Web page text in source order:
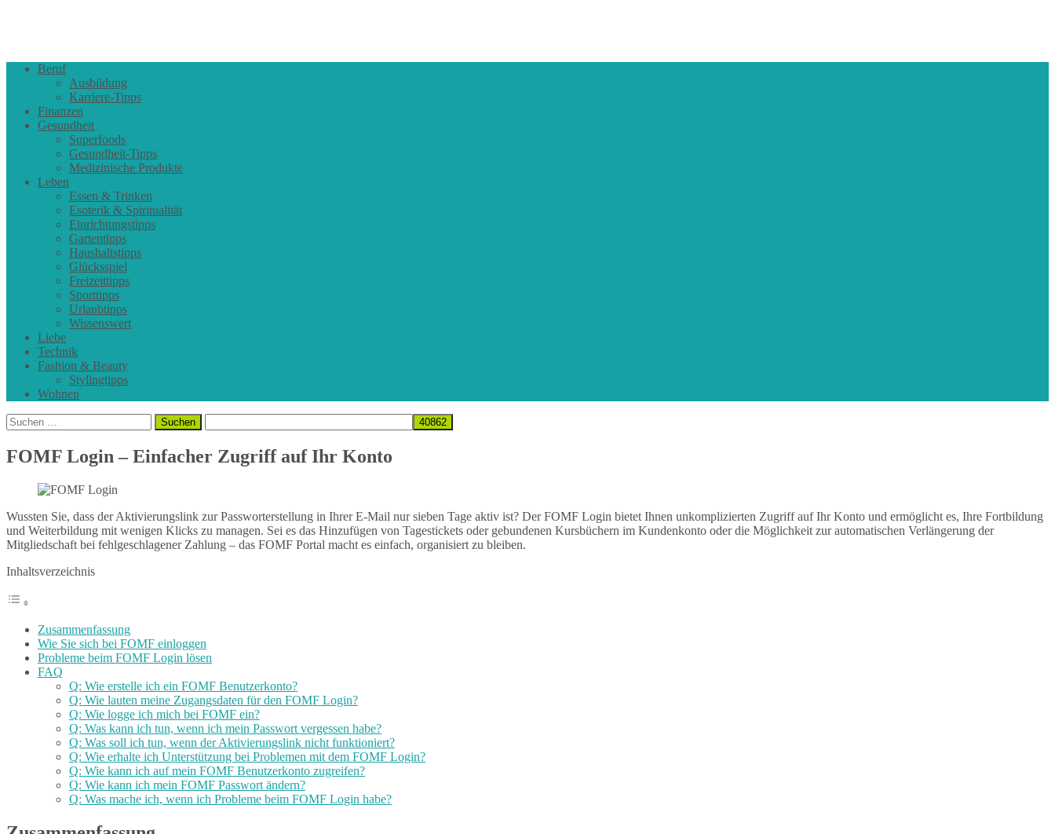
Beruf
Ausbildung
Karriere-Tipps
Finanzen
Gesundheit
Superfoods
Gesundheit-Tipps
Medizinische Produkte
Leben
Essen & Trinken
Esoterik & Spiritualität
Einrichtungstipps
Gartentipps
Haushaltstipps
Glücksspiel
Freizeittipps
Sporttipps
Urlaubtipps
Wissenswert
Liebe
Technik
Fashion & Beauty
Stylingtipps
Wohnen
Suchen
nach:
FOMF Login – Einfacher Zugriff auf Ihr Konto
Wussten Sie, dass der Aktivierungslink zur Passworterstellung in Ihrer E-Mail nur sieben Tage aktiv ist? Der FOMF Login bietet Ihnen unkomplizierten Zugriff auf Ihr Konto und ermöglicht es, Ihre Fortbildung
und Weiterbildung mit wenigen Klicks zu managen. Sei es das Hinzufügen von Tagestickets oder gebundenen Kursbüchern im Kundenkonto oder die Möglichkeit zur automatischen Verlängerung der
Mitgliedschaft bei fehlgeschlagener Zahlung – das FOMF Portal macht es einfach, organisiert zu bleiben.
Inhaltsverzeichnis
Zusammenfassung
Wie Sie sich bei FOMF einloggen
Probleme beim FOMF Login lösen
FAQ
Q: Wie erstelle ich ein FOMF Benutzerkonto?
Q: Wie lauten meine Zugangsdaten für den FOMF Login?
Q: Wie logge ich mich bei FOMF ein?
Q: Was kann ich tun, wenn ich mein Passwort vergessen habe?
Q: Was soll ich tun, wenn der Aktivierungslink nicht funktioniert?
Q: Wie erhalte ich Unterstützung bei Problemen mit dem FOMF Login?
Q: Wie kann ich auf mein FOMF Benutzerkonto zugreifen?
Q: Wie kann ich mein FOMF Passwort ändern?
Q: Was mache ich, wenn ich Probleme beim FOMF Login habe?